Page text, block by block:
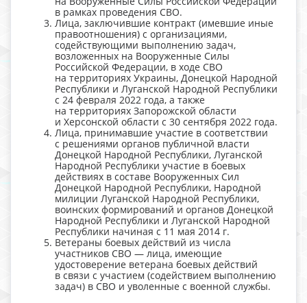
в рамках проведения СВО.
Лица, заключившие контракт (имевшие иные
правоотношения) с организациями,
содействующими выполнению задач,
возложенных на Вооруженные Силы
Российской Федерации, в ходе СВО
на территориях Украины, Донецкой Народной
Республики и Луганской Народной Республики
с 24 февраля 2022 года, а также
на территориях Запорожской области
и Херсонской области с 30 сентября 2022 года.
Лица, принимавшие участие в соответствии
с решениями органов публичной власти
Донецкой Народной Республики, Луганской
Народной Республики участие в боевых
действиях в составе Вооруженных Сил
Донецкой Народной Республики, Народной
милиции Луганской Народной Республики,
воинских формирований и органов Донецкой
Народной Республики и Луганской Народной
Республики начиная с 11 мая 2014 г.
Ветераны боевых действий из числа
участников СВО — лица, имеющие
удостоверение ветерана боевых действий
в связи с участием (содействием выполнению
задач) в СВО и уволенные с военной службы.